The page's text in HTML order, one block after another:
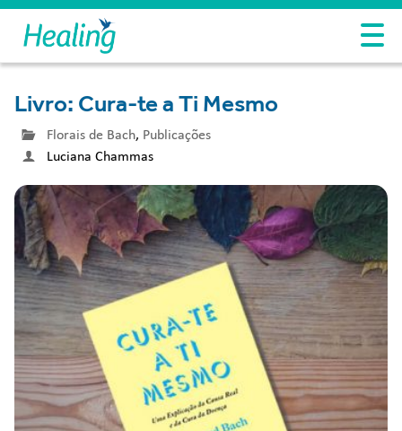
Livro: Cura-te a Ti Mesmo
Florais de Bach, Publicações
Luciana Chammas